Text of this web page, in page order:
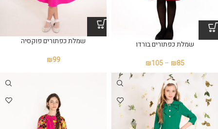
שמלת כפתורים בורדו
₪85
–
₪105
שמלת כפתורים פוקסיה
₪99